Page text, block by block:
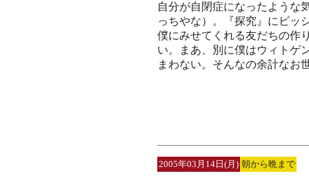
自分が自閉症になったような
っちやな）。『探究』にビッ
僕にみせてくれる友だちの作
い。まあ、別に僕はウィトゲ
まわない。そんなの余計なお
2005年03月14日(月) 朝から晩まで